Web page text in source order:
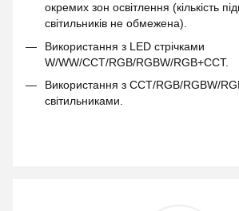
окремих зон освітлення (кількість
світильників не обмежена).
Використання з LED стрічками
W/WW/CCT/RGB/RGBW/RGB+CCT.
Використання з CCT/RGB/RGBW/
світильниками.